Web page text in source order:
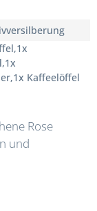
Kaffeelöffel
Rose
und